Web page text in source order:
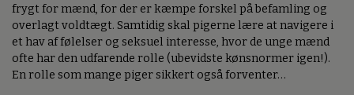
frygt for mænd, for der er kæmpe forskel på befamling og
overlagt voldtægt. Samtidig skal pigerne lære at navigere i
et hav af følelser og seksuel interesse, hvor de unge mænd
ofte har den udfarende rolle (ubevidste kønsnormer igen!).
En rolle som mange piger sikkert også forventer…